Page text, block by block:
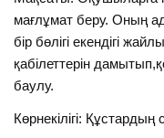
мағлұмат беру. Оның
бір бөлігі екендігі
қабілеттерін
баулу.
Көрнекілігі: Құстардың